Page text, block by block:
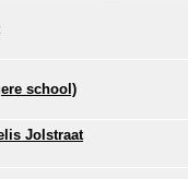
school)
Jolstraat